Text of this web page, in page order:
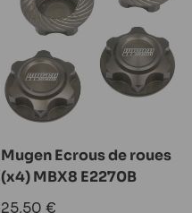
Mugen Ecrous de roues
(x4) MBX8 E2270B
Prix
25,50 €